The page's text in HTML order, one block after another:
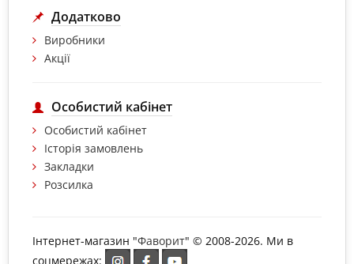
Додатково
Виробники
Акції
Особистий кабінет
Особистий кабінет
Історія замовлень
Закладки
Розсилка
Інтернет-магазин "Фаворит" © 2008-2026. Ми в
соцмережах: